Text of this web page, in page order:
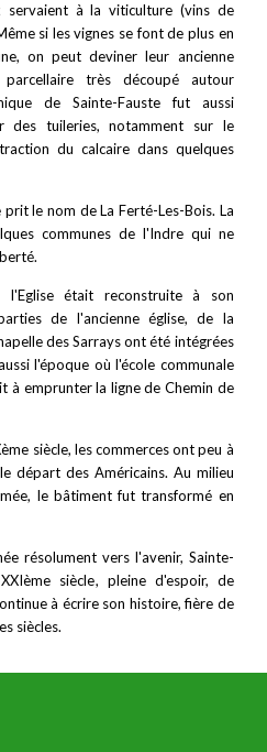
servaient à la viticulture (vins de
si les vignes se font de plus en
on peut deviner leur ancienne
très découpé autour
de Sainte-Fauste fut aussi
des tuileries, notamment sur le
du calcaire dans quelques
le nom de La Ferté-Les-Bois. La
communes de l'Indre qui ne
était reconstruite à son
de l'ancienne église, de la
des Sarrays ont été intégrées
l'époque où l'école communale
à emprunter la ligne de Chemin de
siècle, les commerces ont peu à
départ des Américains. Au milieu
le bâtiment fut transformé en
résolument vers l'avenir, Sainte-
siècle, pleine d'espoir, de
à écrire son histoire, fière de
siècles.